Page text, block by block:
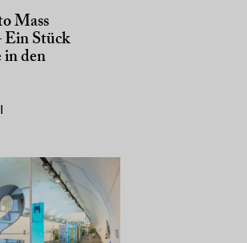
Mass
Ein Stück
in den